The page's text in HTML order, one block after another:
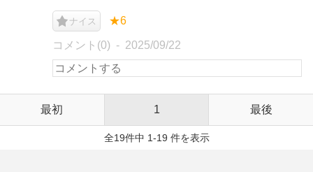
ナイス ★6
コメント(0) 2025/09/22
最初 1 最後
全19件中 1-19 件を表示